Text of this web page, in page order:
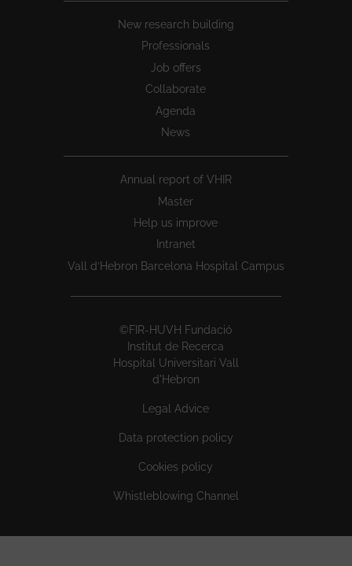
New research building
Professionals
Job offers
Collaborate
Agenda
News
Annual report of VHIR
Master
Help us improve
Intranet
Vall d’Hebron Barcelona Hospital Campus
©FIR-HUVH Fundació
Institut de Recerca
Hospital Universitari Vall
d'Hebron
Legal Advice
Data protection policy
Cookies policy
Whistleblowing Channel